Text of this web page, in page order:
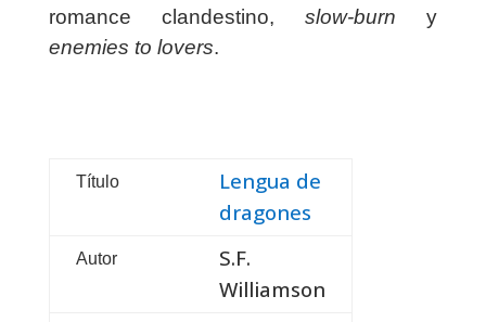
romance clandestino,slow-burn y
enemies to lovers.
Título
Lengua de
dragones
Autor
S.F.
Williamson